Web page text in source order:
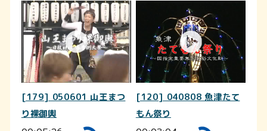
[179] 050601 山王まつ
り裸御輿
[120] 040808 魚津たて
もん祭り